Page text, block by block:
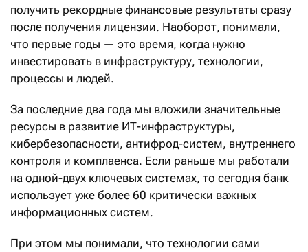
получить рекордные финансовые результаты сразу
после получения лицензии. Наоборот, понимали,
что первые годы — это время, когда нужно
инвестировать в инфраструктуру, технологии,
процессы и людей.
За последние два года мы вложили значительные
ресурсы в развитие ИТ-инфраструктуры,
кибербезопасности, антифрод-систем, внутреннего
контроля и комплаенса. Если раньше мы работали
на одной-двух ключевых системах, то сегодня банк
использует уже более 60 критически важных
информационных систем.
При этом мы понимали, что технологии сами